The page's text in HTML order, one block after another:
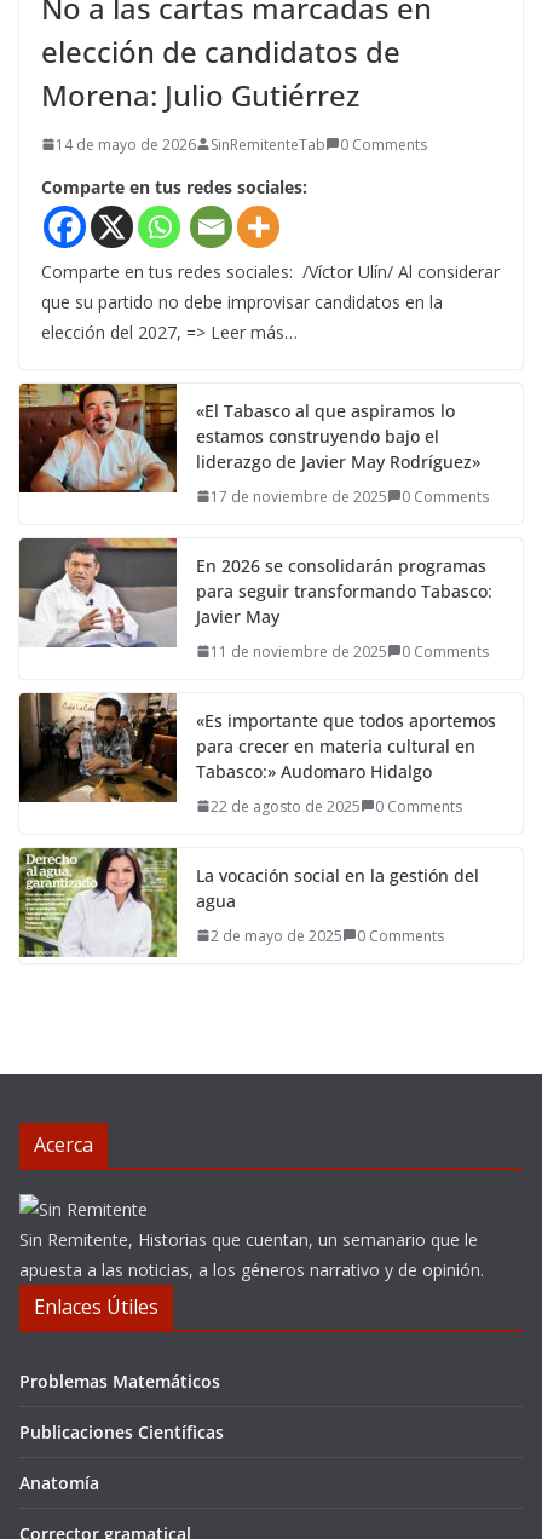
elección de candidatos de
Morena: Julio Gutiérrez
14 de mayo de 2026 SinRemitenteTab 0 Comments
Comparte en tus redes sociales:
Comparte en tus redes sociales: /Víctor Ulín/ Al considerar
que su partido no debe improvisar candidatos en la
elección del 2027, => Leer más…
«El Tabasco al que aspiramos lo
estamos construyendo bajo el
liderazgo de Javier May Rodríguez»
17 de noviembre de 2025 0 Comments
En 2026 se consolidarán programas
para seguir transformando Tabasco:
Javier May
11 de noviembre de 2025 0 Comments
«Es importante que todos aportemos
para crecer en materia cultural en
Tabasco:» Audomaro Hidalgo
22 de agosto de 2025 0 Comments
La vocación social en la gestión del
agua
2 de mayo de 2025 0 Comments
Acerca
Sin Remitente, Historias que cuentan, un semanario que le
apuesta a las noticias, a los géneros narrativo y de opinión.
Enlaces Útiles
Problemas Matemáticos
Publicaciones Científicas
Anatomía
Corrector gramatical